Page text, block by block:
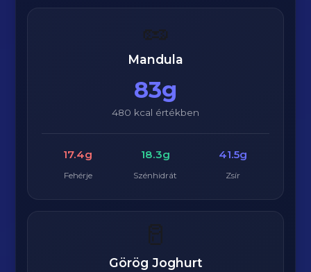
🥜
Mandula
83g
480 kcal értékben
17.4g
Fehérje
18.3g
Szénhidrát
41.5g
Zsír
🥛
Görög Joghurt